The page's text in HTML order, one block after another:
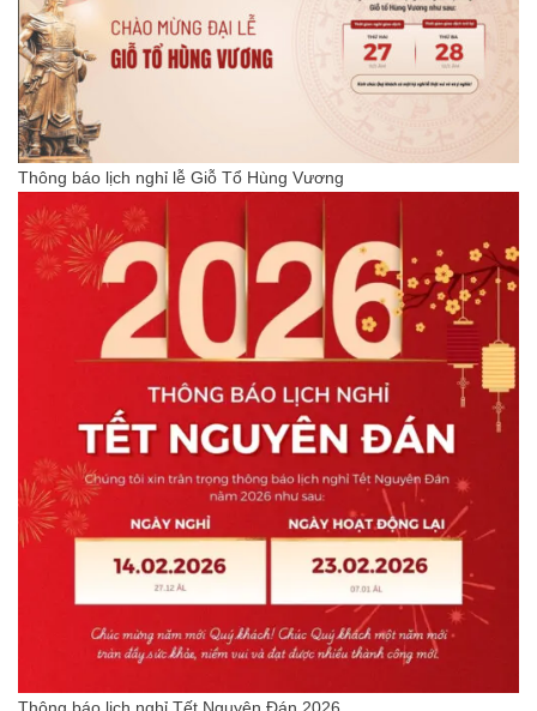
Thông báo lịch nghỉ lễ Giỗ Tổ Hùng Vương